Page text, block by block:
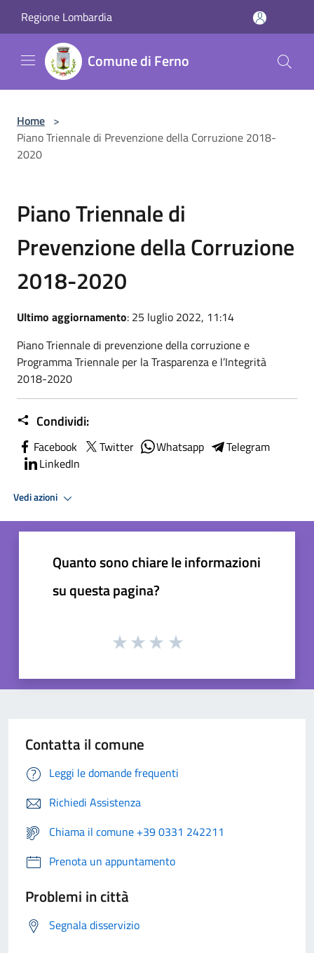
Regione Lombardia
Comune di Ferno
Home >
Piano Triennale di Prevenzione della Corruzione 2018-
2020
Piano Triennale di
Prevenzione della Corruzione
2018-2020
Ultimo aggiornamento: 25 luglio 2022, 11:14
Piano Triennale di prevenzione della corruzione e
Programma Triennale per la Trasparenza e l’Integrità
2018-2020
Condividi:
Facebook Twitter Whatsapp
Telegram
LinkedIn
Vedi azioni
Quanto sono chiare le informazioni
su questa pagina?
Contatta il comune
Leggi le domande frequenti
Richiedi Assistenza
Chiama il comune +39 0331 242211
Prenota un appuntamento
Problemi in città
Segnala disservizio